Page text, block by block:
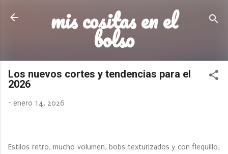
Ir al contenido principal
mis cositas en el
bolso
Los nuevos cortes y tendencias para el
2026
- enero 14, 2026
Estilos retro, mucho volumen, bobs texturizados y con flequillo,